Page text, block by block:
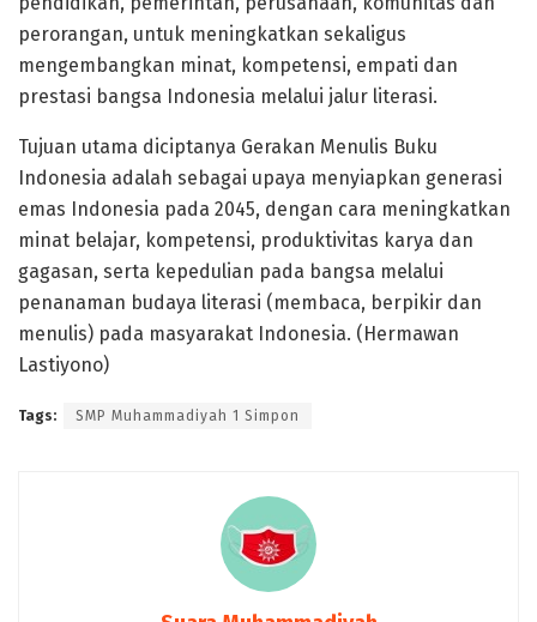
perorangan, untuk meningkatkan sekaligus
mengembangkan minat, kompetensi, empati dan
prestasi bangsa Indonesia melalui jalur literasi.
Tujuan utama diciptanya Gerakan Menulis Buku
Indonesia adalah sebagai upaya menyiapkan generasi
emas Indonesia pada 2045, dengan cara meningkatkan
minat belajar, kompetensi, produktivitas karya dan
gagasan, serta kepedulian pada bangsa melalui
penanaman budaya literasi (membaca, berpikir dan
menulis) pada masyarakat Indonesia. (Hermawan
Lastiyono)
Tags: SMP Muhammadiyah 1 Simpon